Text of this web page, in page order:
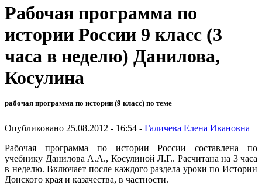
Рабочая программа по
истории России 9 класс (3
часа в неделю) Данилова,
Косулина
рабочая программа по истории (9 класс) по теме
Опубликовано 25.08.2012 - 16:54 - Галичева Елена Ивановна
Рабочая программа по истории России составлена по
учебнику Данилова А.А., Косулиной Л.Г.. Расчитана на 3 часа
в неделю. Включает после каждого раздела уроки по Истории
Донского края и казачества, в частности.